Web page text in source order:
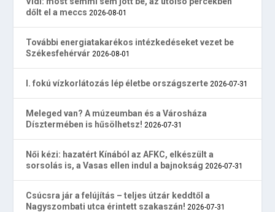
dőlt el a meccs 2026-08-01
További energiatakarékos intézkedéseket vezet be
Székesfehérvár 2026-08-01
I. fokú vízkorlátozás lép életbe országszerte 2026-07-31
Meleged van? A múzeumban és a Városháza
Dísztermében is hűsölhetsz! 2026-07-31
Női kézi: hazatért Kínából az AFKC, elkészült a
sorsolás is, a Vasas ellen indul a bajnokság 2026-07-31
Csúcsra jár a felújítás – teljes útzár keddtől a
Nagyszombati utca érintett szakaszán! 2026-07-31